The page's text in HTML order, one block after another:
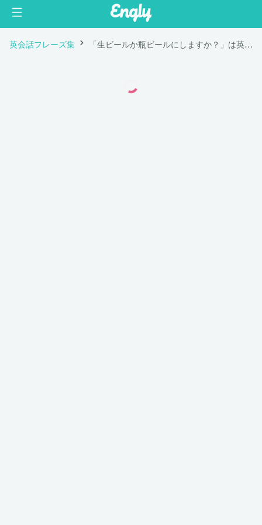
英会話フレーズ集 「生ビールか瓶ビールにしますか？」は英語で "Would you like draft or bottled beer?"